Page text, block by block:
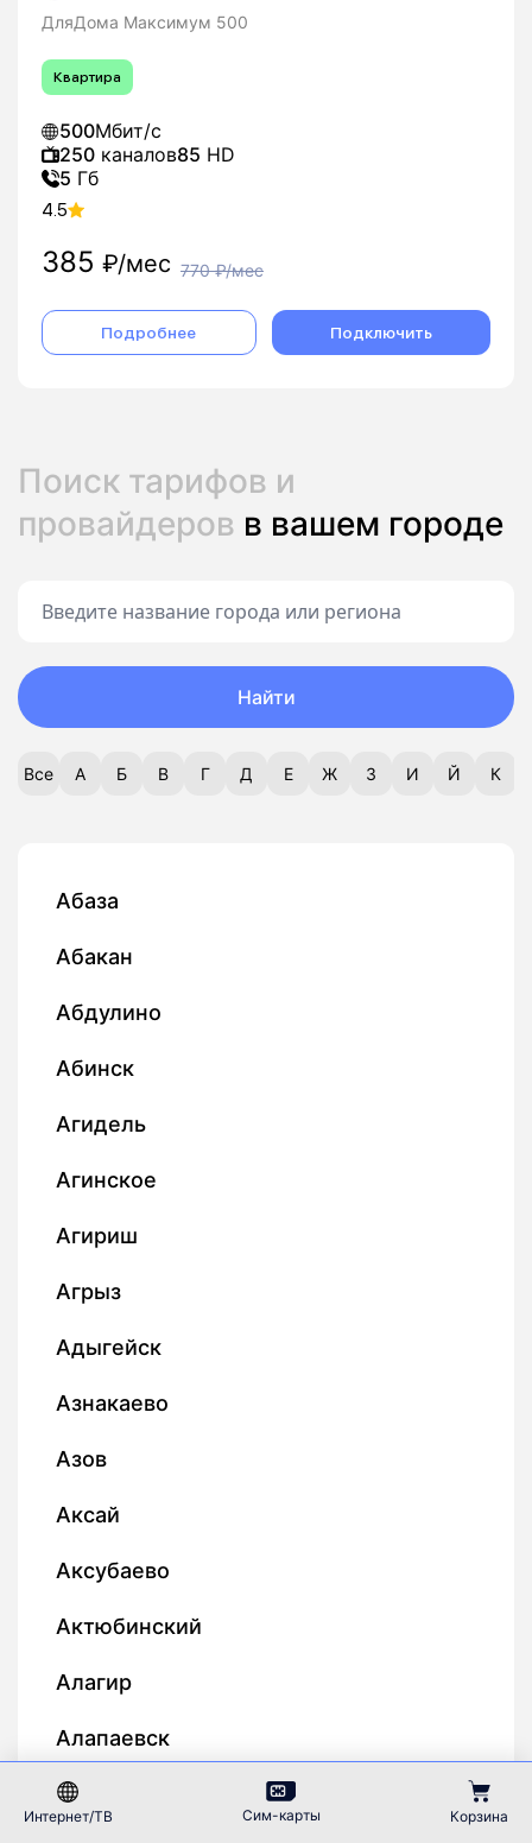
ДляДома Максимум 500
Квартира
500Мбит/с
250 каналов85 HD
5 Гб
4.5
385 ₽/мес 770₽/мес
Подробнее Подключить
Поиск тарифов и
провайдеров в вашем городе
Найти
Все А Б В Г Д Е Ж З И Й К
Абаза
Абакан
Абдулино
Абинск
Агидель
Агинское
Агириш
Агрыз
Адыгейск
Азнакаево
Азов
Аксай
Аксубаево
Актюбинский
Алагир
Алапаевск
Алатырь
Интернет/ТВ Сим-карты Корзина